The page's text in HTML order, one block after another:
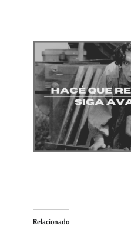
Relacionado